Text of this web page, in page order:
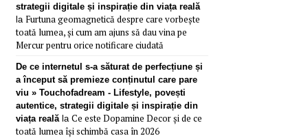
strategii digitale și inspirație din viața reală
la Furtuna geomagnetică despre care vorbește
toată lumea, și cum am ajuns să dau vina pe
Mercur pentru orice notificare ciudată
De ce internetul s-a săturat de perfecțiune și
a început să premieze conținutul care pare
viu » Touchofadream - Lifestyle, povești
autentice, strategii digitale și inspirație din
viața reală la Ce este Dopamine Decor și de ce
toată lumea își schimbă casa în 2026